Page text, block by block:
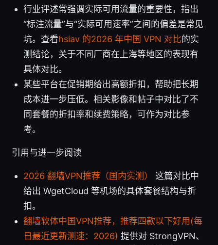
行业评述常强调实际可用流量的重要性，指出
“标注流量”与“实际可用速率”之间的偏差是常见
坑。查看hsiav 的2026 年中国 VPN 对比的实
测结论，关于不同厂商在上海等地区的表现有
具体对比。
某些平台在促销期给出高额折扣，帮助把长期
成本进一步压低。相关影像和帖子中对比了不
同套餐的折扣率和续费策略，可作为对比参
考。
引用与进一步阅读
2026 翻墙VPN推荐（国内实测）
这篇对比中
给出 WgetCloud 等机场的具体套餐结构与折
扣。
翻墙软体中国VPN推荐，推荐四款以下好用(每
日最近更新测速：2026) 提供对 StrongVPN、